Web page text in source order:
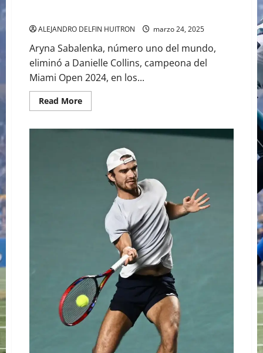
ALEJANDRO DELFIN HUITRON marzo 24, 2025
Aryna Sabalenka, número uno del mundo,
eliminó a Danielle Collins, campeona del
Miami Open 2024, en los...
Read MoreRead
more
DERROTA
COLLINS